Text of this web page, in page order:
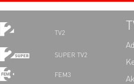
TV2
SUPER TV2
FEM3